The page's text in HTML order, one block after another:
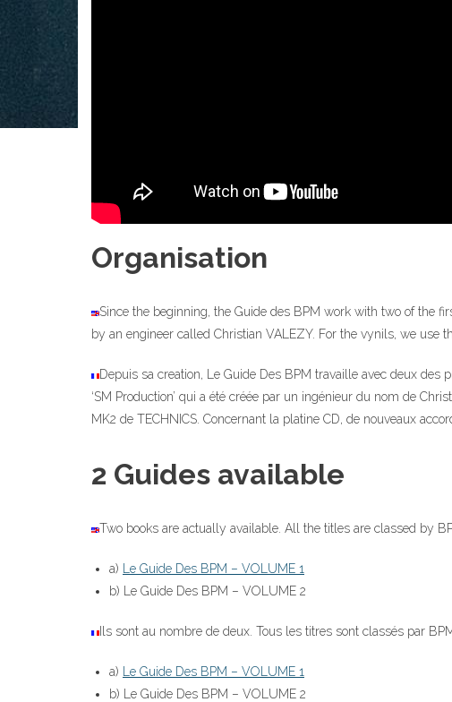
Organisation
Since the beginning, the Guide des BPM work with two of the
by an engineer called Christian VALEZY. For the vynils, we use
Depuis sa creation, Le Guide Des BPM travaille avec deux
‘SM Production’ qui a été créée par un ingénieur du nom de
MK2 de TECHNICS. Concernant la platine CD, de nouveaux
2 Guides available
Two books are actually available. All the titles are classed by
a) Le Guide Des BPM – VOLUME 1
b) Le Guide Des BPM – VOLUME 2
Ils sont au nombre de deux. Tous les titres sont classés par
a) Le Guide Des BPM – VOLUME 1
b) Le Guide Des BPM – VOLUME 2